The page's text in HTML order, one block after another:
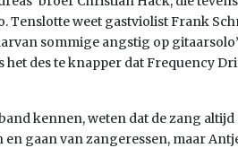
Tenslotte weet gastviolist Frank
sommige angstig op
het des te knapper dat Frequency
kennen, weten dat de zang
gaan van zangeressen, maar